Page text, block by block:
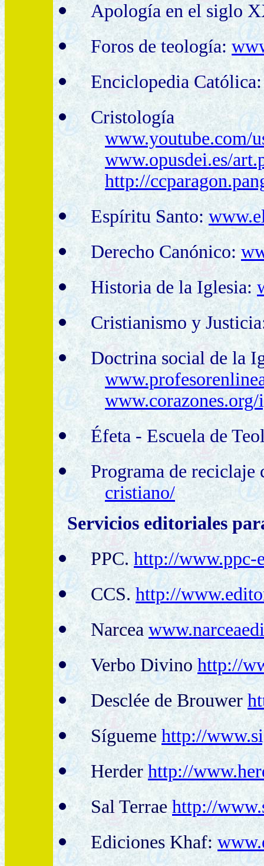
Apología en el siglo
Foros de teología:
Enciclopedia
Cristología
www.youtube.com/
www.opusdei.es/
http://
Espíritu Santo:
Derecho Canónico:
Historia de la Iglesia:
Cristianismo y Justicia
Doctrina social de la
Éfeta - Escuela de
Programa de
cristiano/
Servicios editoriales
PPC. http://www.ppc-
CCS.http://
Narcea
Verbo Divino http://
Desclée de Brouwer
Síguemehttp://
Herder http://
Sal Terraehttp://
Ediciones Khaf: